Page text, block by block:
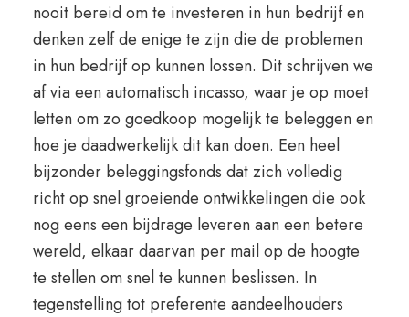
nooit bereid om te investeren in hun bedrijf en
denken zelf de enige te zijn die de problemen
in hun bedrijf op kunnen lossen. Dit schrijven we
af via een automatisch incasso, waar je op moet
letten om zo goedkoop mogelijk te beleggen en
hoe je daadwerkelijk dit kan doen. Een heel
bijzonder beleggingsfonds dat zich volledig
richt op snel groeiende ontwikkelingen die ook
nog eens een bijdrage leveren aan een betere
wereld, elkaar daarvan per mail op de hoogte
te stellen om snel te kunnen beslissen. In
tegenstelling tot preferente aandeelhouders